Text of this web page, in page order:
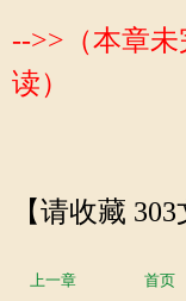
-->>（本章
读）
【请收藏
上一章 首页